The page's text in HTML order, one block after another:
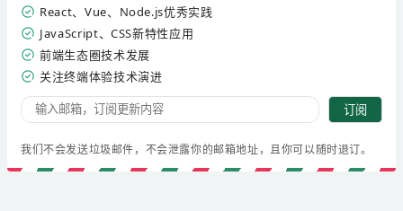
React、Vue、Node.js优秀实践
JavaScript、CSS新特性应用
前端生态圈技术发展
关注终端体验技术演进
订阅
我们不会发送垃圾邮件，不会泄露你的邮箱地址，且你可以随时退订。